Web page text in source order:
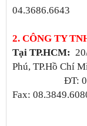
04.3686.6643
2. CÔNG TY
Tại TP.HCM:
Phú, TP.Hồ Chí
ĐT:
Fax: